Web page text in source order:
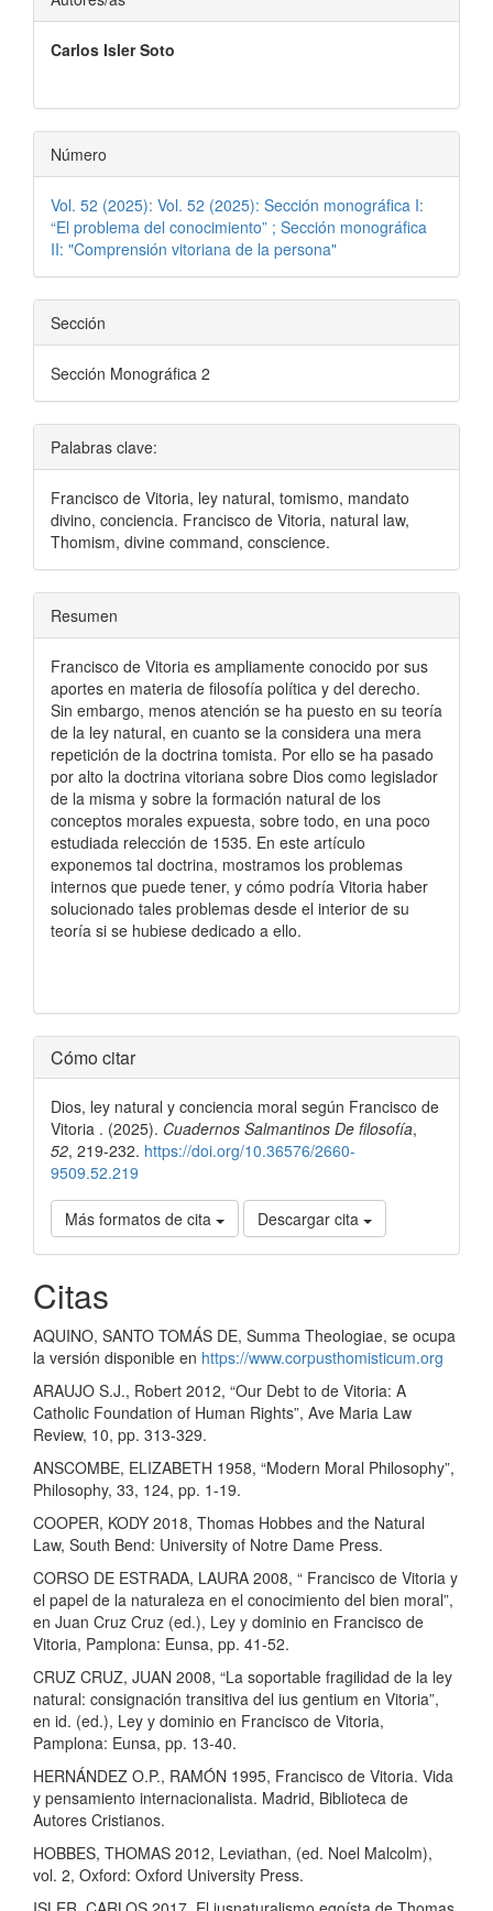
principal
del
artículo
Carlos Isler Soto
Número
Vol. 52 (2025): Vol. 52 (2025): Sección monográfica I:
“El problema del conocimiento” ; Sección monográfica
II: "Comprensión vitoriana de la persona"
Sección
Sección Monográfica 2
Palabras clave:
Francisco de Vitoria, ley natural, tomismo, mandato
divino, conciencia. Francisco de Vitoria, natural law,
Thomism, divine command, conscience.
Resumen
Francisco de Vitoria es ampliamente conocido por sus
aportes en materia de filosofía política y del derecho.
Sin embargo, menos atención se ha puesto en su teoría
de la ley natural, en cuanto se la considera una mera
repetición de la doctrina tomista. Por ello se ha pasado
por alto la doctrina vitoriana sobre Dios como legislador
de la misma y sobre la formación natural de los
conceptos morales expuesta, sobre todo, en una poco
estudiada relección de 1535. En este artículo
exponemos tal doctrina, mostramos los problemas
internos que puede tener, y cómo podría Vitoria haber
solucionado tales problemas desde el interior de su
teoría si se hubiese dedicado a ello.
Detalles
del
artículo
Cómo citar
Dios, ley natural y conciencia moral según Francisco de
Vitoria . (2025). Cuadernos Salmantinos De filosofía,
52, 219-232. https://doi.org/10.36576/2660-
9509.52.219
Más formatos de cita Descargar cita
Citas
AQUINO, SANTO TOMÁS DE, Summa Theologiae, se ocupa
la versión disponible en https://www.corpusthomisticum.org
ARAUJO S.J., Robert 2012, “Our Debt to de Vitoria: A
Catholic Foundation of Human Rights”, Ave Maria Law
Review, 10, pp. 313-329.
ANSCOMBE, ELIZABETH 1958, “Modern Moral Philosophy”,
Philosophy, 33, 124, pp. 1-19.
COOPER, KODY 2018, Thomas Hobbes and the Natural
Law, South Bend: University of Notre Dame Press.
CORSO DE ESTRADA, LAURA 2008, “ Francisco de Vitoria y
el papel de la naturaleza en el conocimiento del bien moral”,
en Juan Cruz Cruz (ed.), Ley y dominio en Francisco de
Vitoria, Pamplona: Eunsa, pp. 41-52.
CRUZ CRUZ, JUAN 2008, “La soportable fragilidad de la ley
natural: consignación transitiva del ius gentium en Vitoria”,
en id. (ed.), Ley y dominio en Francisco de Vitoria,
Pamplona: Eunsa, pp. 13-40.
HERNÁNDEZ O.P., RAMÓN 1995, Francisco de Vitoria. Vida
y pensamiento internacionalista. Madrid, Biblioteca de
Autores Cristianos.
HOBBES, THOMAS 2012, Leviathan, (ed. Noel Malcolm),
vol. 2, Oxford: Oxford University Press.